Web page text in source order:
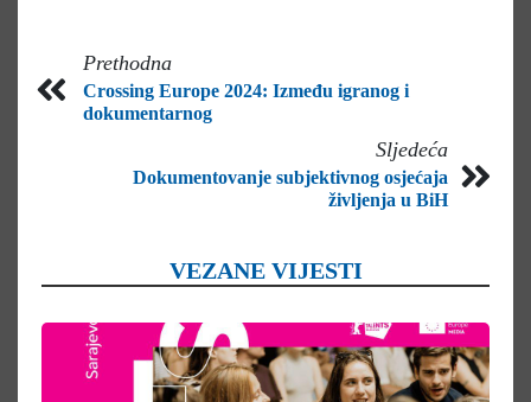
Prethodna
Crossing Europe 2024: Između igranog i
dokumentarnog
Sljedeća
Dokumentovanje subjektivnog osjećaja
življenja u BiH
VEZANE VIJESTI